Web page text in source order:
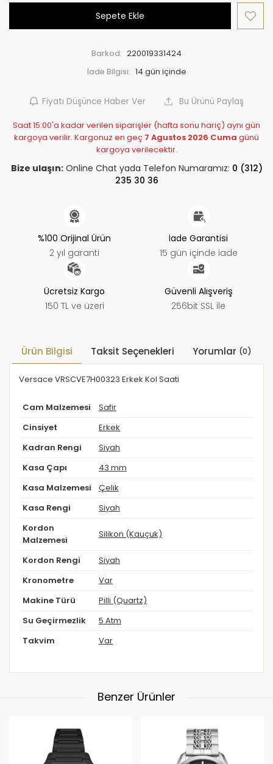
Sepete Ekle
Barkod: 220019331424
İade Bilgisi:
Fiyatı Düşünce Haber Ver Bu Ürünü Paylaş
Saat 15:00'a kadar verilen siparişler (hafta sonu hariç) aynı gün
kargoya verilir. Kargonuz en geç 7 Agustos 2026 Cuma günü
kargoya verilecektir.
Bize ulaşın:Online Chat yada Telefon Numaramız: 0 (312)
235 30 36
%100 Orijinal Ürün
2 yıl garanti
İade Garantisi
15 gün içinde iade
Ücretsiz Kargo
150 TL ve üzeri
Güvenli Alışveriş
256bit SSL ile
Ürün Bilgisi Taksit Seçenekleri Yorumlar (0)
Versace VRSCVE7H00323 Erkek Kol Saati
Cam Malzemesi Safir
Cinsiyet Erkek
Kadran Rengi Siyah
Kasa Çapı 43 mm
Kasa Malzemesi Çelik
Kasa Rengi Siyah
Kordon
Malzemesi
Silikon (Kauçuk)
Kordon Rengi Siyah
Kronometre Var
Makine Türü Pilli (Quartz)
Su Geçirmezlik 5 Atm
Takvim Var
Benzer Ürünler